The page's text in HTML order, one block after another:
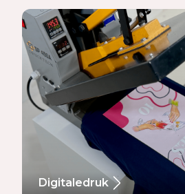
Digitaledruk